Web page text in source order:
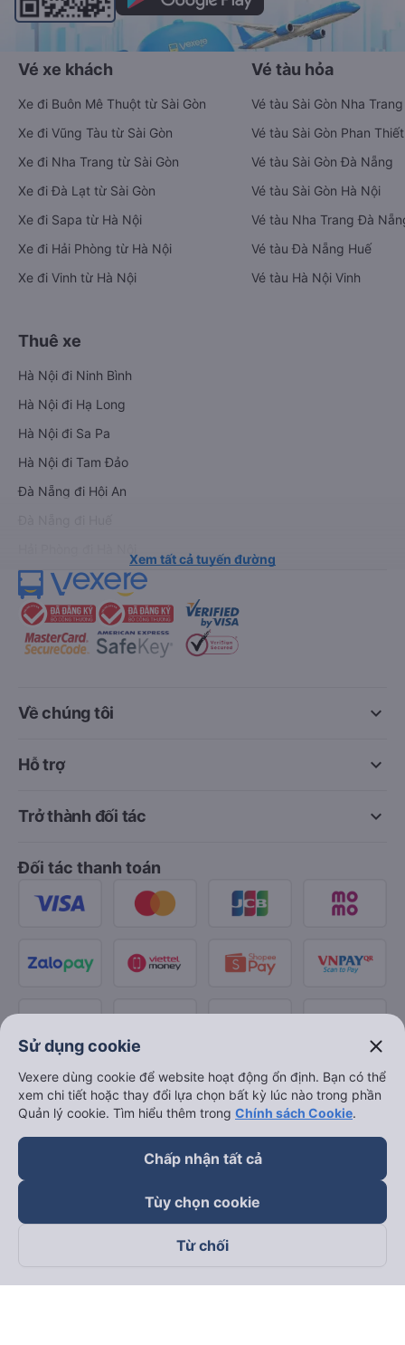
Vé xe khách
Xe đi Buôn Mê Thuột từ Sài Gòn
Xe đi Vũng Tàu từ Sài Gòn
Xe đi Nha Trang từ Sài Gòn
Xe đi Đà Lạt từ Sài Gòn
Xe đi Sapa từ Hà Nội
Xe đi Hải Phòng từ Hà Nội
Xe đi Vinh từ Hà Nội
Vé tàu hỏa
Vé tàu Sài Gòn Nha Trang
Vé tàu Sài Gòn Phan Thiết
Vé tàu Sài Gòn Đà Nẵng
Vé tàu Sài Gòn Hà Nội
Vé tàu Nha Trang Đà
Vé tàu Đà Nẵng Huế
Vé tàu Hà Nội Vinh
Thuê xe
Hà Nội đi Ninh Bình
Hà Nội đi Hạ Long
Hà Nội đi Sa Pa
Hà Nội đi Tam Đảo
Đà Nẵng đi Hội An
Xem tất cả tuyến đường
keyboard_arrow_down
Về chúng tôi
keyboard_arrow_down
Hỗ trợ
keyboard_arrow_down
Trở thành đối tác
Đối tác thanh toán
Theo dõi chúng tôi trên
Sử dụng cookie close
Vexere dùng cookie để website hoạt động ổn định. Bạn có thể
xem chi tiết hoặc thay đổi lựa chọn bất kỳ lúc nào trong phần
Quản lý cookie. Tìm hiểu thêm trong Chính sách Cookie.
Chấp nhận tất cả
Tùy chọn cookie
Từ chối